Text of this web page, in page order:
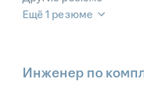
Ещё 1 резюме
Инженер по